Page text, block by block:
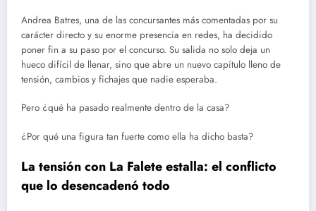
Andrea Batres, una de las concursantes más comentadas por su
carácter directo y su enorme presencia en redes, ha decidido
poner fin a su paso por el concurso. Su salida no solo deja un
hueco difícil de llenar, sino que abre un nuevo capítulo lleno de
tensión, cambios y fichajes que nadie esperaba.
Pero ¿qué ha pasado realmente dentro de la casa?
¿Por qué una figura tan fuerte como ella ha dicho basta?
La tensión con La Falete estalla: el conflicto
que lo desencadenó todo